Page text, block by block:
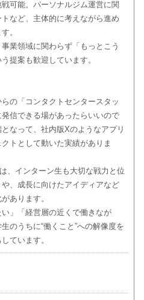
可能。パーソナルジム運営に関
など、主体的に考えながら進め
。
業領域に関わらず「もっとこう
提案も歓迎しています。
の「コンタクトセンタースタッ
信できる場があったらいいので
なって、社内版Xのようなアプリ
トとして動いた実績がありま
、インターン生も大切な戦力と位
、成長に向けたアイディアなど
あります。
」「経営層の近くで働きなが
のうちに“働くこと”への解像度を
ています。